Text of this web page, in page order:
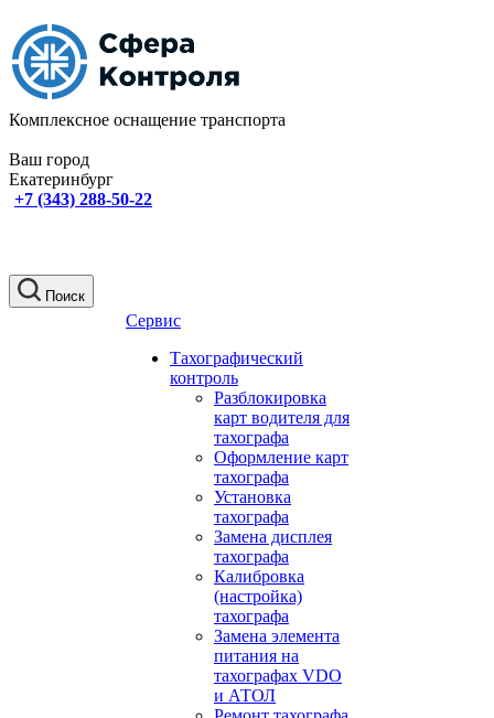
Комплексное оснащение транспорта
Ваш город
Екатеринбург
+7 (343) 288-50-22
Поиск
Сервис
Тахографический
контроль
Разблокировка
карт водителя для
тахографа
Оформление карт
тахографа
Установка
тахографа
Замена дисплея
тахографа
Калибровка
(настройка)
тахографа
Замена элемента
питания на
тахографах VDO
и АТОЛ